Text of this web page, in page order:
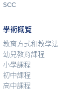
SCC
學術概覽
教育方式和教學法
幼兒教育課程
小學課程
初中課程
高中課程